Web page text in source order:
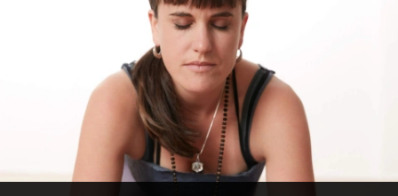
Kuschelige Chalets | Traumhaftes Tirol |
Luxuriöse Auszeit | Alpiner Lifestyle